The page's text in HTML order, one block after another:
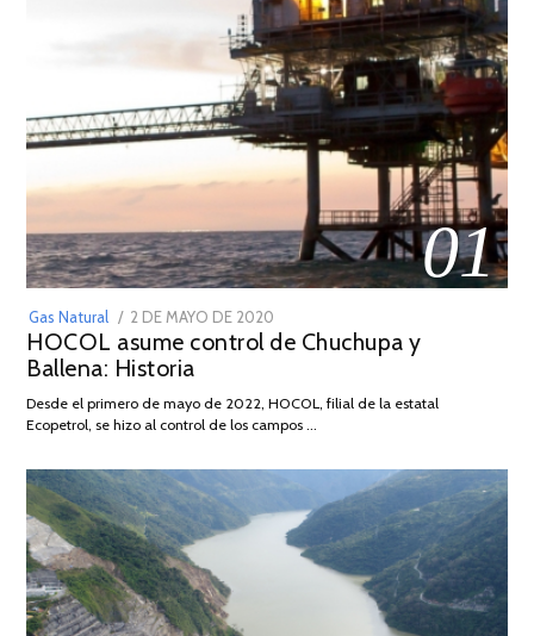
01
Gas Natural
POSTED
ON
2 DE MAYO DE 2020
DE
2026
HOCOL asume control de Chuchupa y
Ballena: Historia
Desde el primero de mayo de 2022, HOCOL, filial de la estatal
Ecopetrol, se hizo al control de los campos …